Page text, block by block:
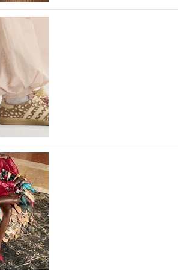
году итальянский бренд
свое 25-летие
была основана в 2002 году как
здоровью,
продуктам, стилистическим
итальянскому…
кроссовки Adidas Samba в
шкуру оленя
принтов в дизайне
Samba началось с выпуска
и Wales Bonner, в 2023 году
кроссовки Samba в
и они имели…